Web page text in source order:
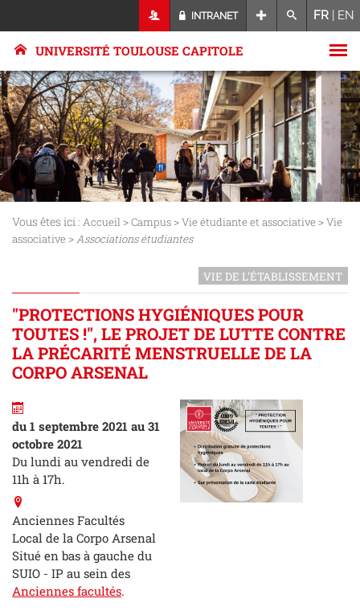
INTRANET FR | EN
UNIVERSITÉ TOULOUSE CAPITOLE
Vous êtes ici : Accueil >Campus >Vie étudiante et associative >Vie
associative >Associations étudiantes
VIE DE L'ÉTABLISSEMENT
"PROTECTIONS HYGIÉNIQUES POUR
TOUTES !", LE PROJET DE LUTTE CONTRE
LA PRÉCARITÉ MENSTRUELLE DE LA
CORPO ARSENAL
du 1 septembre 2021 au 31
octobre 2021
Du lundi au vendredi de
11h à 17h.
Anciennes Facultés
Local de la Corpo Arsenal
Situé en bas à gauche du
SUIO - IP au sein des
Anciennes facultés.